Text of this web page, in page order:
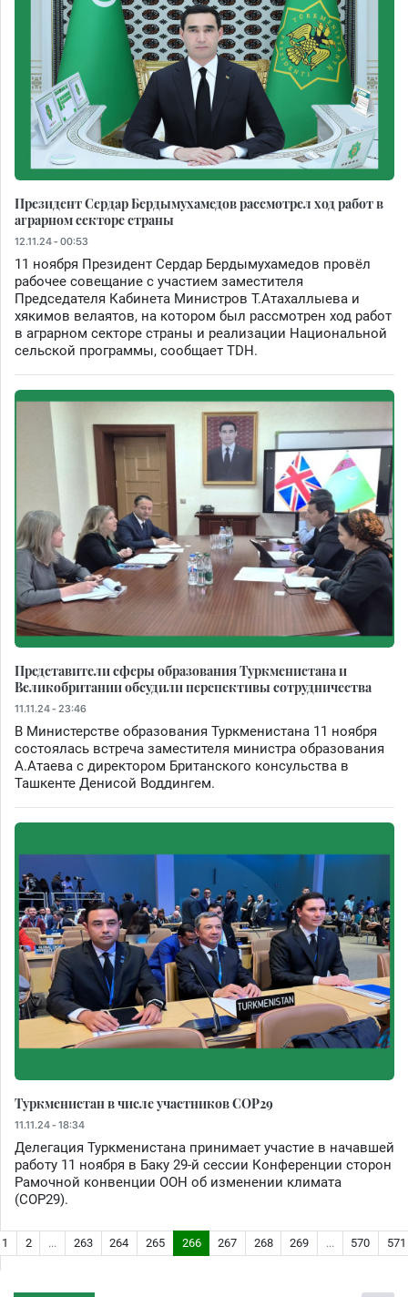
Президент Сердар Бердымухамедов рассмотрел ход работ в
аграрном секторе страны
12.11.24 - 00:53
11 ноября Президент Сердар Бердымухамедов провёл
рабочее совещание с участием заместителя
Председателя Кабинета Министров Т.Атахаллыева и
хякимов велаятов, на котором был рассмотрен ход работ
в аграрном секторе страны и реализации Национальной
сельской программы, сообщает TDH.
Представители сферы образования Туркменистана и
Великобритании обсудили перспективы сотрудничества
11.11.24 - 23:46
В Министерстве образования Туркменистана 11 ноября
состоялась встреча заместителя министра образования
А.Атаева с директором Британского консульства в
Ташкенте Денисой Воддингем.
Туркменистан в числе участников СOP29
11.11.24 - 18:34
Делегация Туркменистана принимает участие в начавшей
работу 11 ноября в Баку 29-й сессии Конференции сторон
Рамочной конвенции ООН об изменении климата
(СОР29).
1 2 ... 263 264 265 266 267 268 269 ... 570 571